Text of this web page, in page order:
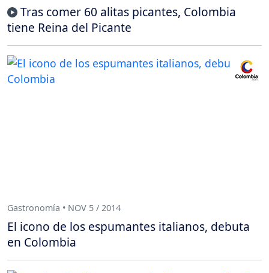
Tras comer 60 alitas picantes, Colombia
tiene Reina del Picante
Gastronomía • NOV 5 / 2014
El icono de los espumantes italianos, debuta
en Colombia